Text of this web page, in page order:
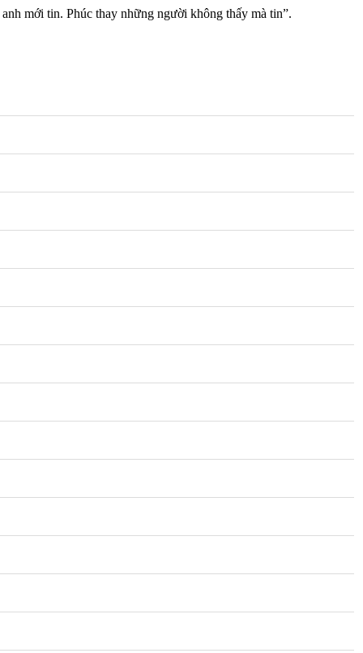
mới tin. Phúc thay những người không thấy mà tin”.